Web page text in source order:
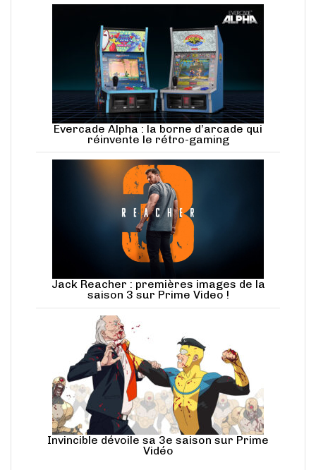
Evercade Alpha : la borne d’arcade qui
réinvente le rétro-gaming
Jack Reacher : premières images de la
saison 3 sur Prime Video !
Invincible dévoile sa 3e saison sur Prime
Vidéo